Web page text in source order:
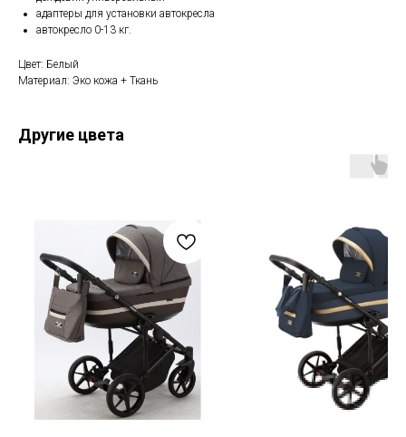
адаптеры для установки автокресла
автокресло 0-13 кг.
Цвет: Белый
Материал: Эко кожа + Ткань
Другие цвета